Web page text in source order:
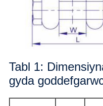
Tabl 1:
gyda